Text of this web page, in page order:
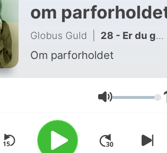
om
Globus Guld 28 - Er du god nok i sengen?
Om parforholdet
Lydstyrke